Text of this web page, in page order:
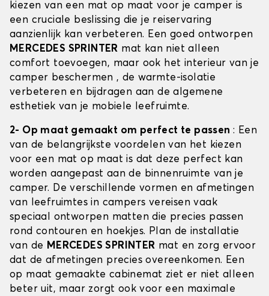
kiezen van een mat op maat voor je camper is
een cruciale beslissing die je reiservaring
aanzienlijk kan verbeteren. Een goed ontworpen
MERCEDES SPRINTER mat kan niet alleen
comfort toevoegen, maar ook het interieur van je
camper beschermen , de warmte-isolatie
verbeteren en bijdragen aan de algemene
esthetiek van je mobiele leefruimte.
2- Op maat gemaakt om perfect te passen : Een
van de belangrijkste voordelen van het kiezen
voor een mat op maat is dat deze perfect kan
worden aangepast aan de binnenruimte van je
camper. De verschillende vormen en afmetingen
van leefruimtes in campers vereisen vaak
speciaal ontworpen matten die precies passen
rond contouren en hoekjes. Plan de installatie
van de MERCEDES SPRINTER mat en zorg ervoor
dat de afmetingen precies overeenkomen. Een
op maat gemaakte cabinemat ziet er niet alleen
beter uit, maar zorgt ook voor een maximale